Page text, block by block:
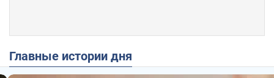
Главные истории дня